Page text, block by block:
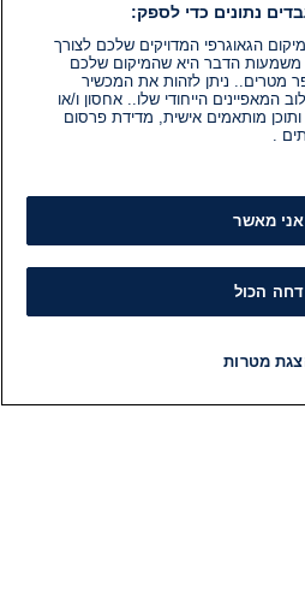
נתונים כדי לספק:
הגאוגרפי המדויקים שלכם לצורך
הדבר היא שהמיקום שלכם
מטרים.. ניתן לזהות את המכשיר
הייחודי שלו.. אחסון ו/או
מותאמים אישית, מדידת פרסום
.
אני מאשר
דחה הכול
מטרות